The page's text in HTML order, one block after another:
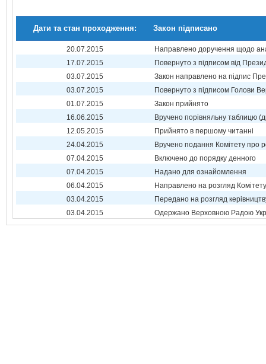
Дати та стан проходження: Закон підписано
20.07.2015
Направлено доручення щодо
17.07.2015
Повернуто з підписом від
03.07.2015
Закон направлено на підпис
03.07.2015
Повернуто з підписом Голови
01.07.2015
Закон прийнято
16.06.2015
Вручено порівняльну таблицю
12.05.2015
Прийнято в першому читанні
24.04.2015
Вручено подання Комітету про
07.04.2015
Включено до порядку денного
07.04.2015
Надано для ознайомлення
06.04.2015
Направлено на розгляд Комітету
03.04.2015
Передано на розгляд
03.04.2015
Одержано Верховною Радою